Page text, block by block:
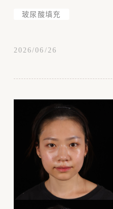
玻尿酸填充
2026/06/26